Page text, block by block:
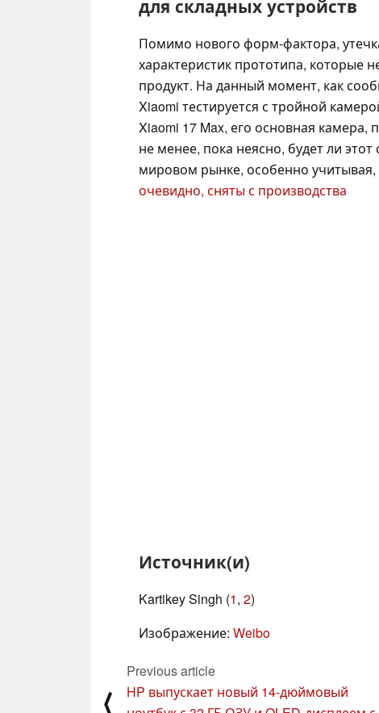
для складных устройств
Помимо нового форм-фактора,
характеристик прототипа, которые
продукт. На данный момент, как
Xiaomi тестируется с тройной
Xiaomi 17 Max, его основная
не менее, пока неясно, будет ли
мировом рынке, особенно учитывая,
очевидно, сняты с производства
Источник(и)
Kartikey Singh (1, 2)
Изображение: Weibo
⟨
Previous article
HP выпускает новый 14-дюймовый